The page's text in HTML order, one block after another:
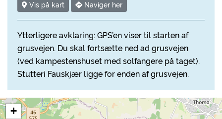
Vis på kart Naviger her
Ytterligere avklaring: GPS’en viser til starten af
grusvejen. Du skal fortsætte ned ad grusvejen
(ved kampestenshuset med solfangere på taget).
Stutteri Fauskjær ligge for enden af grusvejen.
+